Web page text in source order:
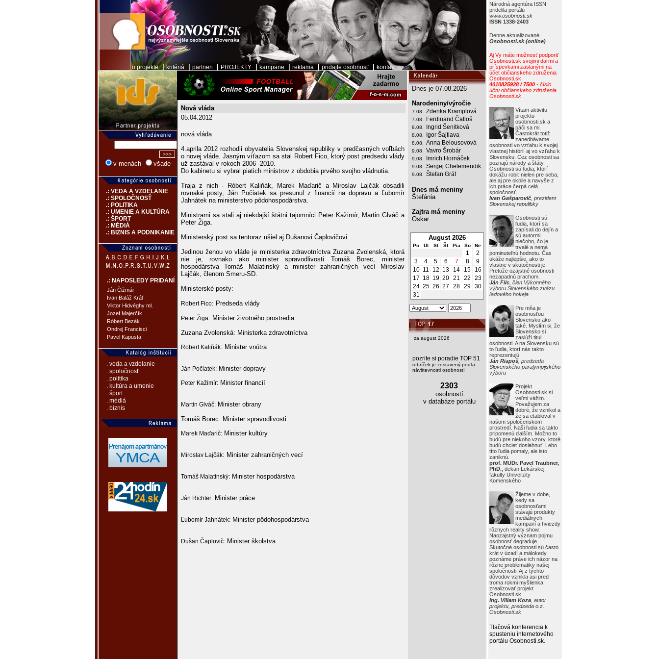
o projekte|kritériá partneri PROJEKTY kampane reklama pridajte osobnosť kontakt
Národná agentúra ISSN
pridelila portálu
www.osobnosti.sk
ISSN 1338-2403
Denne aktualizované.
Osobnosti.sk (online)
Aj Vy máte možnosť podporiť
Osobnosti.sk svojimi darmi a
príspevkami zaslanými na
účet občianskeho združenia
Osobnosti.sk
4010825928 / 7500 - číslo
účtu občianskeho združenia
Osobnosti.sk
Vítam aktivitu
projektu
osobnosti.sk a
páči sa mi.
Častokrát totiž
zanedbávame
osobnosti vo vzťahu k svojej
vlastnej histórií aj vo vzťahu k
Slovensku. Cez osobnosti sa
poznajú národy a štáty.
Osobnosti sú ľudia, ktorí
dokážu robiť nielen pre seba,
ale aj pre okolie a navyše z
ich práce čerpá celá
spoločnosť.
Ivan Gašparovič , prezident
Slovenskej repulibky
Osobnosti sú
ľudia, ktorí sa
zapísali do dejín a
sú autormi
niečoho, čo je
trvalé a nemá
pominuteľnú hodnotu. Čas
ukáže najlepšie, ako to
vlastne v skutočnosti je.
Pretože ozajstné osobnosti
nezapadnú prachom.
Ján Filc , člen Výkonného
výboru Slovenského zväzu
ľadového hokeja
Pre mňa je
osobnosťou
Slovensko ako
také. Myslím si, že
Slovensko si
zaslúži titul
osobnosti. A na Slovensku sú
to ľudia, ktorí nás takto
reprezentujú.
Ján Riapoš , predseda
Slovenského paralympijského
výboru
Projekt
Osobnosti.sk si
veľmi vážim.
Považujem za
dobré, že vznikol a
že sa etabloval v
našom spoločenskom
prostredí. Naši ľudia sa takto
pripomenú ďalším. Možno to
budú pre niekoho vzory, ktoré
budú chcieť dosiahnuť. Lebo
títo ľudia pomaly, ale isto
zaniknú.
prof. MUDr. Pavel Traubner,
PhD. , dekan Lekárskej
fakulty Univerzity
Komenského
Žijeme v dobe,
kedy sa
osobnosťami
stávajú produkty
mediálnych
kampaní a hviezdy
rôznych reality show.
Naozajstný význam pojmu
osobnosť degraduje.
Skutočné osobnosti sú často
krát v úzadí a málokedy
poznáme práve ich názor na
rôzne problematiky našej
spoločnosti. Aj z týchto
dôvodov vznikla asi pred
troma rokmi myšlienka
zrealizovať projekt
Osobnosti.sk.
Ing. Viliam Koza , autor
projektu, predseda o.z.
Osobnosti.sk
Tlačová konferencia k
spusteniu internetového
portálu Osobnosti.sk
v menách všade
.: VEDA A VZDELANIE
.: SPOLOČNOSŤ
.: POLITIKA
.: UMENIE A KULTÚRA
.: ŠPORT
.: MÉDIÁ
.: BIZNIS A PODNIKANIE
.: NAPOSLEDY PRIDANÍ
Ján Čižmár
Ivan Baláž Kráľ
Viktor Hidvéghy ml.
Jozef Majerčík
Róbert Bezák
Ondrej Francisci
Pavel Kapusta
. veda a vzdelanie
. spoločnosť
. politika
. kultúra a umenie
. šport
. médiá
. biznis
Nová vláda
05.04.2012
nová vláda
4.aprila 2012 rozhodli obyvatelia Slovenskej republiky v predčasných voľbách
o novej vláde. Jasným víťazom sa stal Robert Fico, ktorý post predsedu vlády
už zastával v rokoch 2006 -2010.
Do kabinetu si vybral piatich ministrov z obdobia prvého svojho vládnutia.
Traja z nich - Róbert Kaliňák, Marek Maďarič a Miroslav Lajčák obsadili
rovnaké posty, Ján Počiatek sa presunul z financií na dopravu a Ľubomír
Jahnátek na ministerstvo pôdohospodárstva.
Ministrami sa stali aj niekdajší štátni tajomníci Peter Kažimír, Martin Glváč a
Peter Žiga.
Ministerský post sa tentoraz ušiel aj Dušanovi Čaplovičovi.
Jedinou ženou vo vláde je ministerka zdravotníctva Zuzana Zvolenská, ktorá
nie je, rovnako ako minister spravodlivosti Tomáš Borec, minister
hospodárstva Tomáš Malatinský a minister zahraničných vecí Miroslav
Lajčák, členom Smeru-SD.
Ministerské posty:
Robert Fico: Predseda vlády
Peter Žiga: Minister životného prostredia
Zuzana Zvolenská: Ministerka zdravotníctva
Robert Kaliňák: Minister vnútra
Ján Počiatek: Minister dopravy
Peter Kažimír: Minister financií
Martin Glváč: Minister obrany
Tomáš Borec: Minister spravodlivosti
Marek Maďarič: Minister kultúry
Miroslav Lajčák: Minister zahraničných vecí
Tomáš Malatinský: Minister hospodárstva
Ján Richter: Minister práce
Ľubomír Jahnátek: Minister pôdohospodárstva
Dušan Čaplovič: Minister školstva
Dnes je 07.08.2026
Narodeniny/výročie
7.08. Zdenka Kramplová
7.08. Ferdinand Čatloš
8.08. Ingrid Šenitková
8.08. Igor Šajtlava
8.08. Anna Belousovová
9.08. Vavro Šrobár
9.08. Imrich Hornáček
9.08. Sergej Chelemendik
9.08. Štefan Gráf
Dnes má meniny
Štefánia
Zajtra má meniny
Oskar
August 2026
Po Ut St Št Pia So Ne
1
2
3
4 5 6 7 8
9
10 11 12 13 14 15
16
17 18 19 20 21 22
23
24 25 26 27 28 29 30
31
za august 2026
pozrite si poradie TOP 51
rebríček je zostavený podľa
návštevnosti osobností
2303
osobností
v databáze portálu